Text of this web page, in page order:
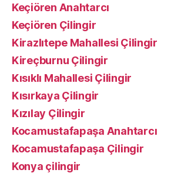
Keçiören Anahtarcı
Keçiören Çilingir
Kirazlıtepe Mahallesi Çilingir
Kireçburnu Çilingir
Kısıklı Mahallesi Çilingir
Kısırkaya Çilingir
Kızılay Çilingir
Kocamustafapaşa Anahtarcı
Kocamustafapaşa Çilingir
Konya çilingir